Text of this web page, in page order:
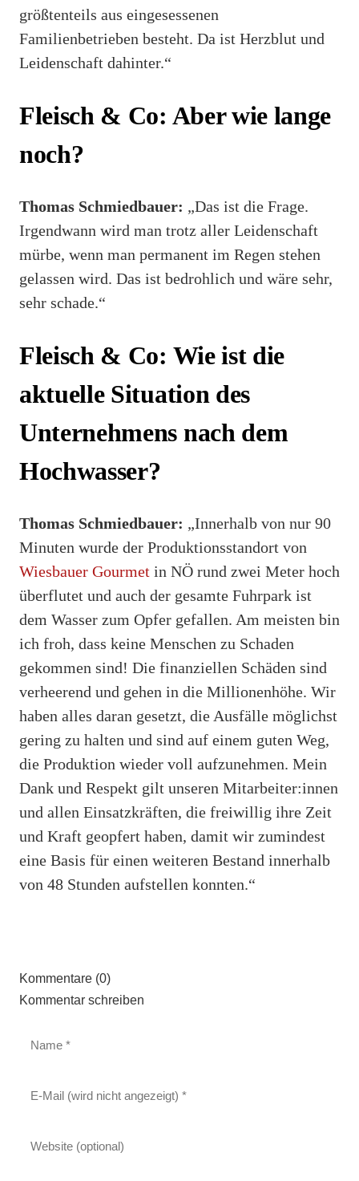
größtenteils aus eingesessenen
Familienbetrieben besteht. Da ist Herzblut und
Leidenschaft dahinter.“
Fleisch & Co: Aber wie lange
noch?
Thomas Schmiedbauer: „Das ist die Frage.
Irgendwann wird man trotz aller Leidenschaft
mürbe, wenn man permanent im Regen stehen
gelassen wird. Das ist bedrohlich und wäre sehr,
sehr schade.“
Fleisch & Co: Wie ist die
aktuelle Situation des
Unternehmens nach dem
Hochwasser?
Thomas Schmiedbauer: „Innerhalb von nur 90
Minuten wurde der Produktionsstandort von
Wiesbauer Gourmet in NÖ rund zwei Meter hoch
überflutet und auch der gesamte Fuhrpark ist
dem Wasser zum Opfer gefallen. Am meisten bin
ich froh, dass keine Menschen zu Schaden
gekommen sind! Die finanziellen Schäden sind
verheerend und gehen in die Millionenhöhe. Wir
haben alles daran gesetzt, die Ausfälle möglichst
gering zu halten und sind auf einem guten Weg,
die Produktion wieder voll aufzunehmen. Mein
Dank und Respekt gilt unseren Mitarbeiter:innen
und allen Einsatzkräften, die freiwillig ihre Zeit
und Kraft geopfert haben, damit wir zumindest
eine Basis für einen weiteren Bestand innerhalb
von 48 Stunden aufstellen konnten.“
Kommentare (0)
Kommentar schreiben